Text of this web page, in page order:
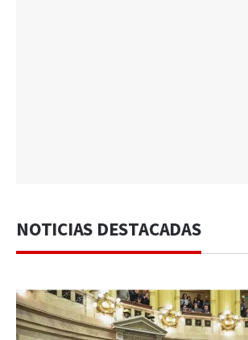
NOTICIAS DESTACADAS